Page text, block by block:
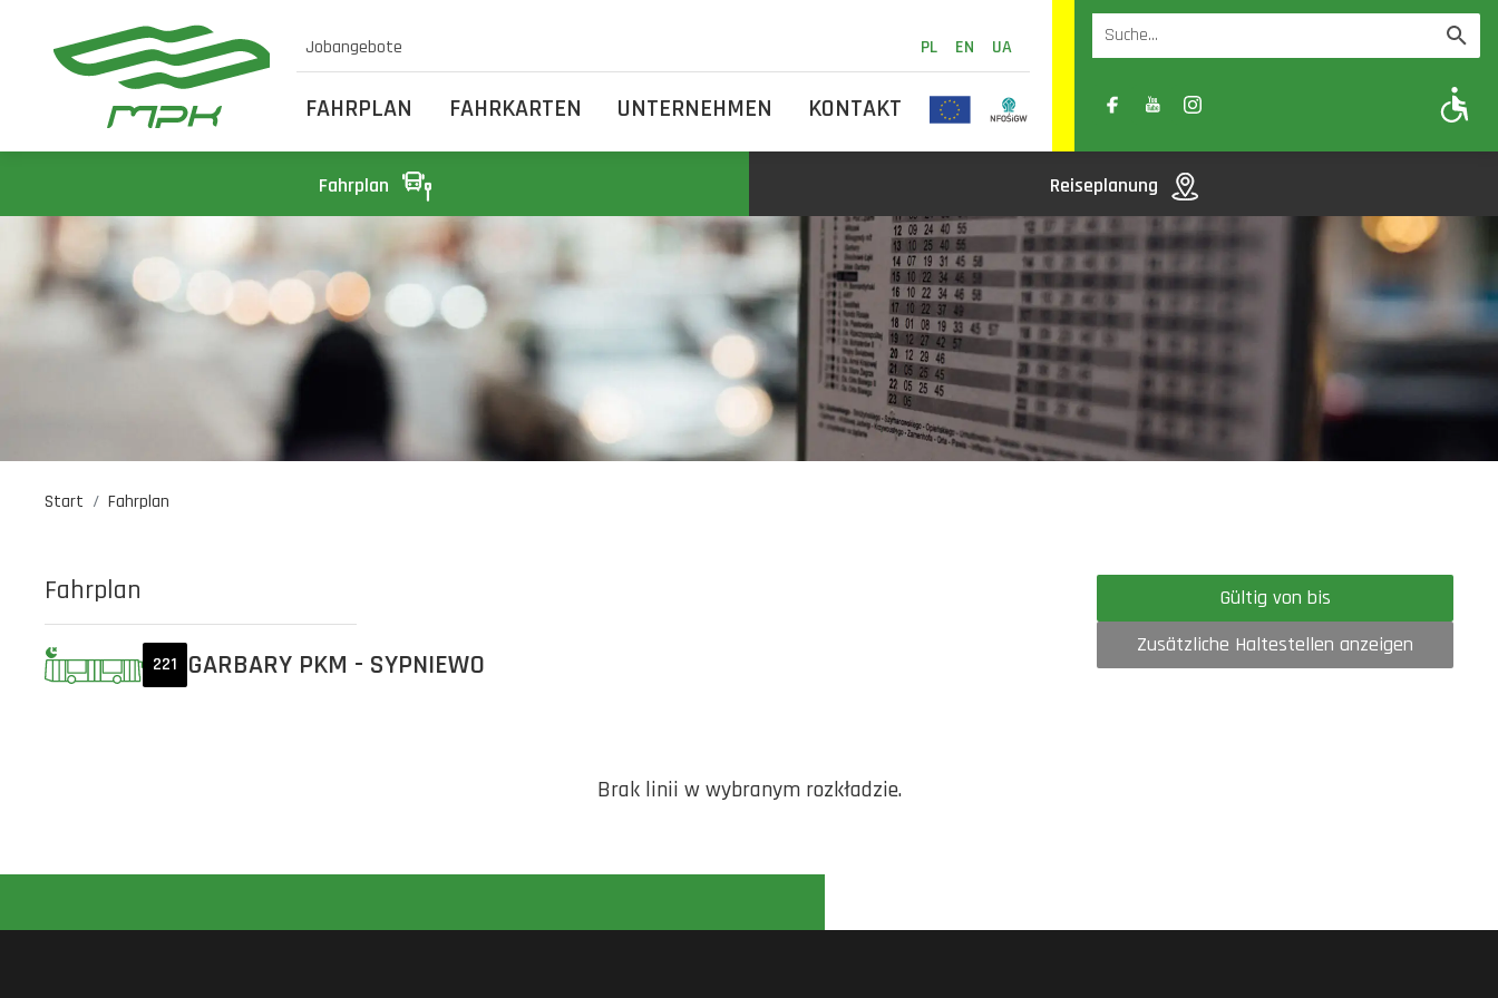
Jobangebote PL EN UA
FAHRPLAN FAHRKARTEN UNTERNEHMEN KONTAKT A- A A+
Fahrplan Reiseplanung
Start Fahrplan
Fahrplan
221 GARBARY PKM - SYPNIEWO
Gültig von bis
Zusätzliche Haltestellen anzeigen
Brak linii w wybranym rozkładzie.